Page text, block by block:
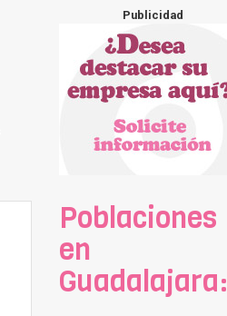
Publicidad
Poblaciones
en
Guadalajara: